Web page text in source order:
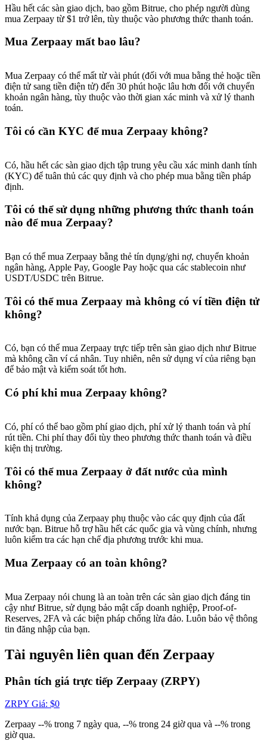
Giới thiệu
BTC Welcome Rewards
Deposit & Trade BTC to Share 25000 USDT prize pool!
Deposit CASHCAT & Win
Register & Trade to Win 500,000 USDT
Trade Gold & Silver · 33,333 USDT Bonus
USDT New User Exclusive 10% APR
BTC Flexible Staking | Daily Rewards
Trung tâm phần thưởng
Hầu hết các sàn giao dịch, bao gồm Bitrue, cho phép người dùng
mua Zerpaay từ $1 trở lên, tùy thuộc vào phương thức thanh toán.
Mua Zerpaay mất bao lâu?
Mua Zerpaay có thể mất từ vài phút (đối với mua bằng thẻ hoặc tiền
điện tử sang tiền điện tử) đến 30 phút hoặc lâu hơn đối với chuyển
khoản ngân hàng, tùy thuộc vào thời gian xác minh và xử lý thanh
toán.
Tôi có cần KYC để mua Zerpaay không?
Có, hầu hết các sàn giao dịch tập trung yêu cầu xác minh danh tính
(KYC) để tuân thủ các quy định và cho phép mua bằng tiền pháp
định.
Tôi có thể sử dụng những phương thức thanh toán
nào để mua Zerpaay?
Bạn có thể mua Zerpaay bằng thẻ tín dụng/ghi nợ, chuyển khoản
ngân hàng, Apple Pay, Google Pay hoặc qua các stablecoin như
USDT/USDC trên Bitrue.
Tôi có thể mua Zerpaay mà không có ví tiền điện tử
không?
Có, bạn có thể mua Zerpaay trực tiếp trên sàn giao dịch như Bitrue
mà không cần ví cá nhân. Tuy nhiên, nên sử dụng ví của riêng bạn
để bảo mật và kiểm soát tốt hơn.
Có phí khi mua Zerpaay không?
Có, phí có thể bao gồm phí giao dịch, phí xử lý thanh toán và phí
rút tiền. Chi phí thay đổi tùy theo phương thức thanh toán và điều
kiện thị trường.
Tôi có thể mua Zerpaay ở đất nước của mình
không?
Tính khả dụng của Zerpaay phụ thuộc vào các quy định của đất
nước bạn. Bitrue hỗ trợ hầu hết các quốc gia và vùng chính, nhưng
luôn kiểm tra các hạn chế địa phương trước khi mua.
Mua Zerpaay có an toàn không?
Mua Zerpaay nói chung là an toàn trên các sàn giao dịch đáng tin
cậy như Bitrue, sử dụng bảo mật cấp doanh nghiệp, Proof-of-
Reserves, 2FA và các biện pháp chống lừa đảo. Luôn bảo vệ thông
tin đăng nhập của bạn.
Tài nguyên liên quan đến Zerpaay
Phân tích giá trực tiếp Zerpaay (ZRPY)
ZRPY Giá: $0
Zerpaay --% trong 7 ngày qua, --% trong 24 giờ qua và --% trong
giờ qua.